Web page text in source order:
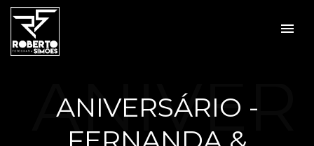
menu
ANIVERSÁRIO -
ANIVER